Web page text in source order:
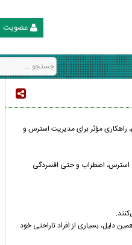
عضویت
راهکاری مؤثر برای مدیریت استرس و
استرس، اضطراب و حتی افسردگی
دلیل، بسیاری از افراد ناراحتی خود